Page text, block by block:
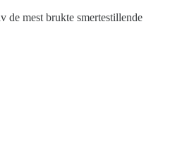
de mest brukte smertestillende